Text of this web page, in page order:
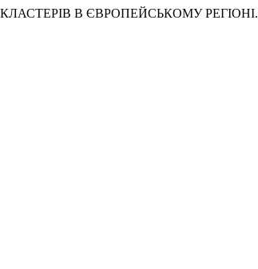
В ЄВРОПЕЙСЬКОМУ РЕГІОНІ.